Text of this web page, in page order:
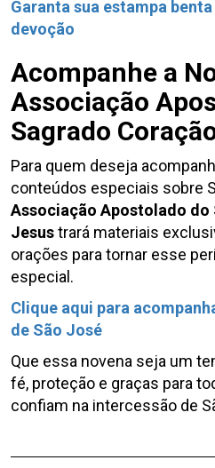
Garanta sua estampa
devoção
Acompanhe a
Associação
Sagrado
Para quem deseja
conteúdos especiais sobre
Associação Apostolado do
Jesustrará materiais
orações para tornar esse
especial.
Clique aqui para
de São José
Que essa novena seja um
fé, proteção e graças para
confiam na intercessão de